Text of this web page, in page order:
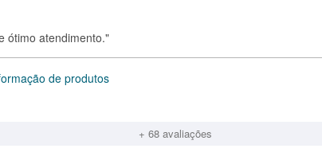
ótimo atendimento."
de produtos
+ 68 avaliações